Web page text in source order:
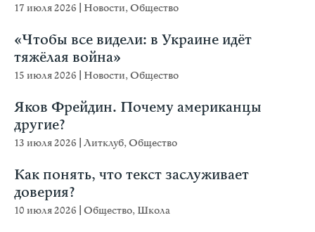
17 июля 2026 Новости,Общество
«Чтобы все видели: в Украине идёт
тяжёлая война»
15 июля 2026 Новости,Общество
Яков Фрейдин. Почему американцы
другие?
13 июля 2026 Литклуб,Общество
Как понять, что текст заслуживает
доверия?
10 июля 2026 Общество, Школа